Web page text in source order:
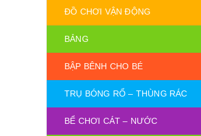
ĐỒ CHƠI VẬN ĐỘNG
BẢNG
BẬP BÊNH CHO BÉ
TRỤ BÓNG RỔ – THÙNG RÁC
BỂ CHƠI CÁT – NƯỚC